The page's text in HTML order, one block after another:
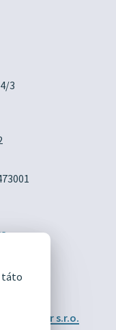
táto
partner s.r.o.
3